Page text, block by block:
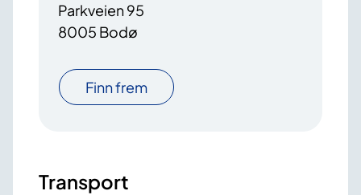
Parkveien 95
8005 Bodø
Finn frem
Transport